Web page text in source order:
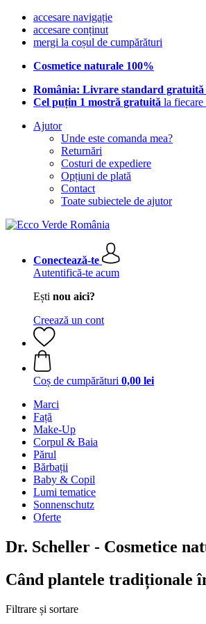
accesare navigație
accesare conținut
mergi la coșul de cumpărături
Cosmetice naturale 100%
România: Livrare standard gratuită
Cel puțin 1 mostră gratuită la fiecare
Ajutor
Unde este comanda mea?
Returnări
Costuri de expediere
Opțiuni de plată
Contact
Toate subiectele de ajutor
Conectează-te
Autentifică-te acum
Ești nou aici?
Creează un cont
Coș de cumpărături 0,00 lei
Marci
Față
Make-Up
Corpul & Baia
Părul
Bărbații
Baby & Copil
Lumi tematice
Sonnenschutz
Oferte
Dr. Scheller - Cosmetice
Când plantele tradiționale
Filtrare și sortare